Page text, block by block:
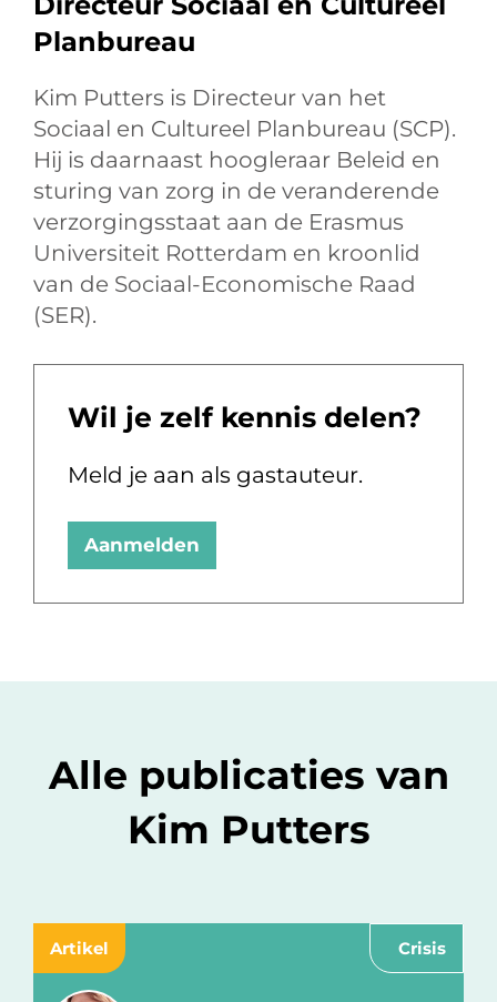
Planbureau
Kim Putters is Directeur van het
Sociaal en Cultureel Planbureau (SCP).
Hij is daarnaast hoogleraar Beleid en
sturing van zorg in de veranderende
verzorgingsstaat aan de Erasmus
Universiteit Rotterdam en kroonlid
van de Sociaal-Economische Raad
(SER).
Wil je zelf kennis delen?
Meld je aan als gastauteur.
Aanmelden
Alle publicaties van
Kim Putters
Artikel Crisis